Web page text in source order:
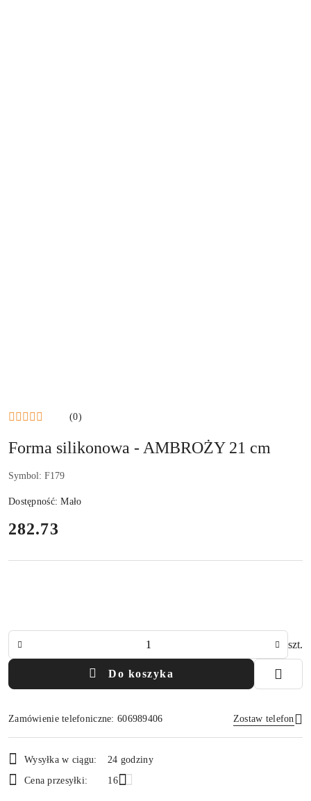
(0)
Forma silikonowa - AMBROŻY 21 cm
Symbol: F179
Dostępność:Mało
cena:
282.73
szt.
Do koszyka
Zamówienie telefoniczne: 606989406 Zostaw telefon
i
dostawa
Wysyłka w ciągu:
24 godziny
Cena przesyłki:
16